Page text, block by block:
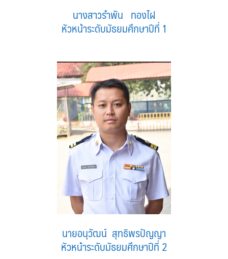
นางสาวรำพัน ทองไฝ
หัวหน้าระดับมัธยมศึกษาปีที่ 1
นายอนุวัฒน์ สุทธิพรปัญญา
หัวหน้าระดับมัธยมศึกษาปีที่ 2